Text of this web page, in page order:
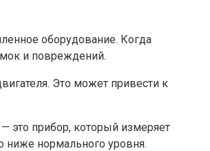
оборудование. Когда
и повреждений.
Это может привести к
это прибор, который измеряет
ниже нормального уровня.